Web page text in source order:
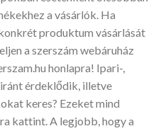
a vásárlók. Ha
produktum vásárlását
a szerszám webáruház
honlapra! Ipari-,
érdeklődik, illetve
keres? Ezeket mind
kattint. A legjobb, hogy a